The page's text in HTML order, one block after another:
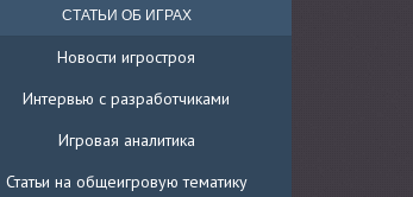
СТАТЬИ ОБ ИГРАХ
Новости игростроя
Интервью с разработчиками
Игровая аналитика
Статьи на общеигровую тематику